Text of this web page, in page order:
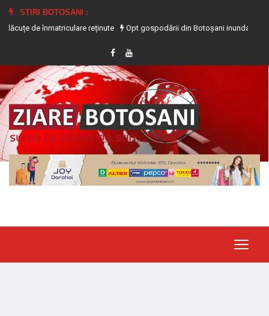
STIRI BOTOSANI :
reținute
Opt gospodării din Botoșani inundate în urma